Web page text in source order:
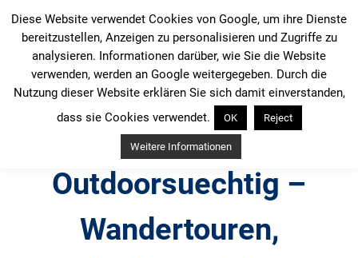
Inhalt
springen
Outdoorsuechtig –
Wandertouren,
Diese Website verwendet Cookies von Google, um ihre Dienste
bereitzustellen, Anzeigen zu personalisieren und Zugriffe zu
analysieren. Informationen darüber, wie Sie die Website
verwenden, werden an Google weitergegeben. Durch die
Nutzung dieser Website erklären Sie sich damit einverstanden,
dass sie Cookies verwendet.
OK Reject
Weitere Informationen